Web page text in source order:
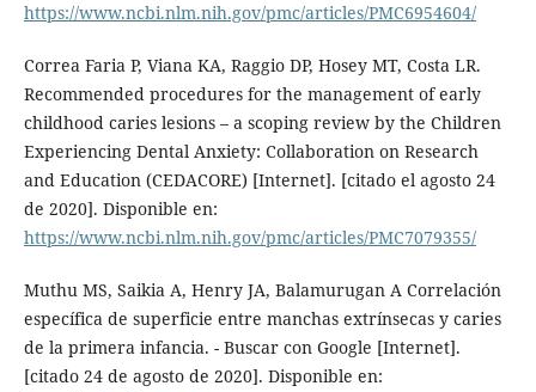
https://www.ncbi.nlm.nih.gov/pmc/articles/PMC6954604/
Correa Faria P, Viana KA, Raggio DP, Hosey MT, Costa LR.
Recommended procedures for the management of early
childhood caries lesions – a scoping review by the Children
Experiencing Dental Anxiety: Collaboration on Research
and Education (CEDACORE) [Internet]. [citado el agosto 24
de 2020]. Disponible en:
https://www.ncbi.nlm.nih.gov/pmc/articles/PMC7079355/
Muthu MS, Saikia A, Henry JA, Balamurugan A Correlación
específica de superficie entre manchas extrínsecas y caries
de la primera infancia. - Buscar con Google [Internet].
[citado 24 de agosto de 2020]. Disponible en: